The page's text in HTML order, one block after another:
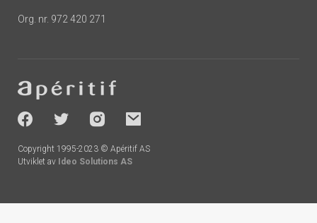
Org. nr. 972 420 271
-
socials
Copyright 1995-2023 © Apéritif AS
Utviklet av Ideo Solutions AS